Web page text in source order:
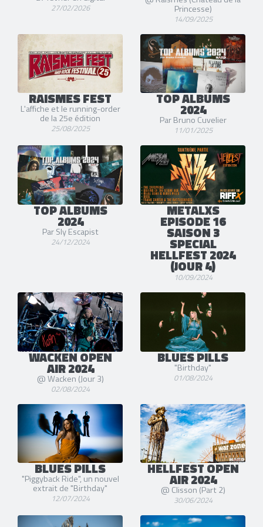
27/02/2026 Princesse)
14/09/2025
RAISMES FEST
L'affiche et le running-order
de la 25e édition
25/08/2025
TOP ALBUMS
2024
Par Bruno Cuvelier
11/01/2025
TOP ALBUMS
2024
Par Sly Escapist
24/12/2024
METALXS
EPISODE 16
SAISON 3
SPECIAL
HELLFEST 2024
(JOUR 4)
10/09/2024
WACKEN OPEN
AIR 2024
@ Wacken (Jour 3)
02/08/2024
BLUES PILLS
"Birthday"
01/08/2024
BLUES PILLS
"Piggyback Ride", un nouvel
extrait de "Birthday"
12/07/2024
HELLFEST OPEN
AIR 2024
@ Clisson (Part 2)
30/06/2024